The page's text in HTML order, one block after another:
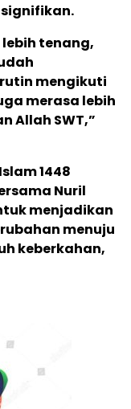
tenang,
mengikuti
merasa lebih
Allah SWT,”
1448
Nuril
menjadikan
menuju
keberkahan,